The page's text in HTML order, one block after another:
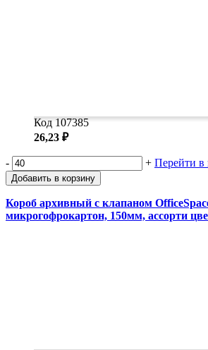
Код 107385
26,23 ₽
- + Перейти в
Добавить в корзину
Короб архивный с клапаном
микрогофрокартон, 150мм, ассорти